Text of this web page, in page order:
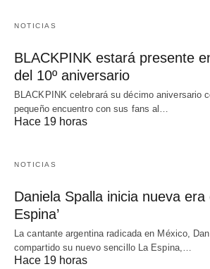
NOTICIAS
BLACKPINK estará presente
del 10º aniversario
BLACKPINK celebrará su décimo aniversario
pequeño encuentro con sus fans al…
Hace 19 horas
NOTICIAS
Daniela Spalla inicia nueva era
Espina’
La cantante argentina radicada en México,
compartido su nuevo sencillo La Espina,…
Hace 19 horas